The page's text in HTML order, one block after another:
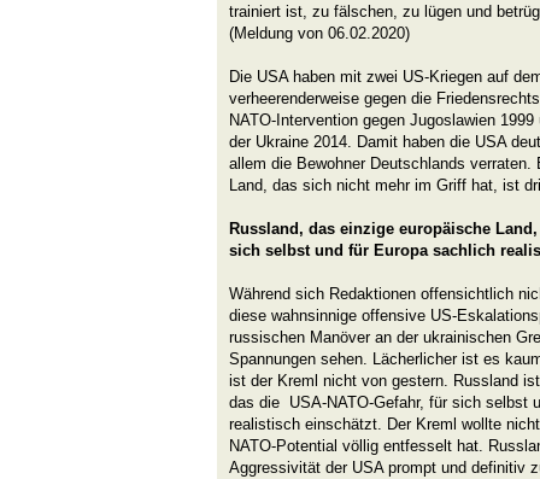
trainiert ist, zu fälschen, zu lügen und
(Meldung von 06.02.2020)
Die USA haben mit zwei US-Kriegen auf
verheerenderweise gegen die
NATO-Intervention gegen Jugoslawien
der Ukraine 2014. Damit haben die USA
allem die Bewohner Deutschlands verraten.
Land, das sich nicht mehr im Griff hat, ist
Russland, das einzige europäische
sich selbst und für Europa sachlich
Während sich Redaktionen offensichtlich
diese wahnsinnige offensive US-
russischen Manöver an der ukrainischen
Spannungen sehen. Lächerlicher ist es
ist der Kreml nicht von gestern. Russland
das die USA-NATO-Gefahr, für sich selbst
realistisch einschätzt. Der Kreml wollte
NATO-Potential völlig entfesselt hat.
Aggressivität der USA prompt und definitiv